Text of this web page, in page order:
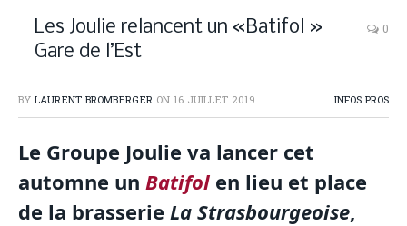
Les Joulie relancent un «Batifol »
Gare de l’Est
0
BY LAURENT BROMBERGER ON 16 JUILLET 2019 INFOS PROS
Le Groupe Joulie va lancer cet
automne un Batifol en lieu et place
de la brasserie La Strasbourgeoise,